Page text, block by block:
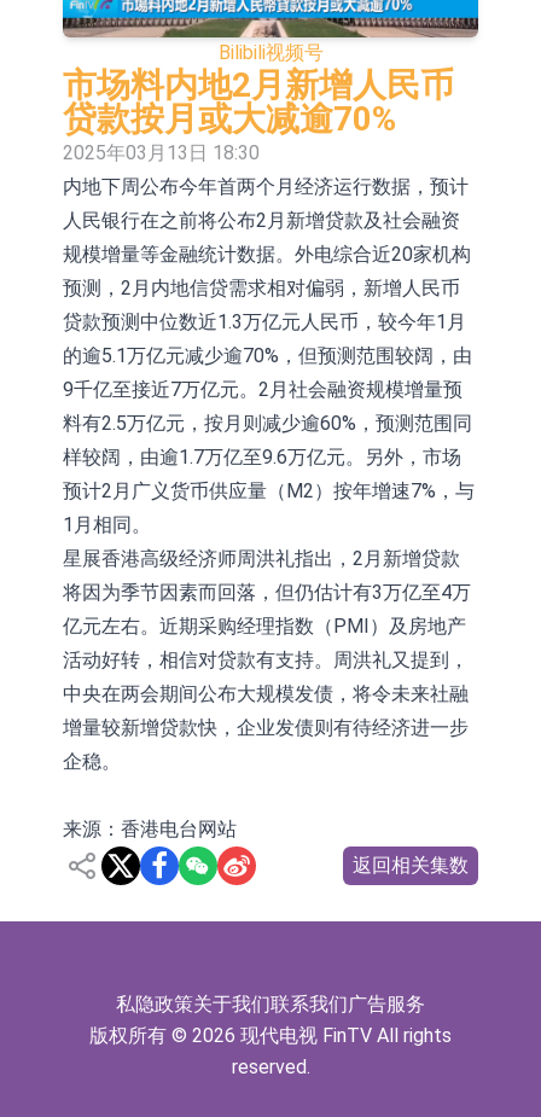
CPU与GPU构建
博腾股份(300363.CN)涨20.02%
日韩股市收盘双双下跌
依米康：海外交付以东南亚、中东市
场为主 并已取得欧美相关认证
上交所：财通多策略福鑫定期开放灵
活配置混合型发起式证券投资基金临
时停牌
上交所：景顺长城全球半导体芯片产
业股票型证券投资基金临时停牌
【异动股】港股跌幅榜前十，卡森国
际(00496.HK)跌22.40%，九福来
(08611.HK)跌21.01%
【异动股】港股涨幅榜前十，拿森科
技(02261.HK)涨+75.05%，辰兴发展
(02286.HK)涨+64.91%
神火股份：新疆神火铝水转化率已
100%
【异动股】焦炭Ⅲ板块下挫，陕西黑
猫(601015.CN)跌8.38%
浙江证监局对财通证券股份有限公司
采取出具警示函措施
山金国际：港股上市工作正常推进中
Bilibili视频号
市场料内地2月新增人民币
贷款按月或大减逾70%
2025年03月13日 18:30
内地下周公布今年首两个月经济运行数据，预计
人民银行在之前将公布2月新增贷款及社会融资
规模增量等金融统计数据。外电综合近20家机构
预测，2月内地信贷需求相对偏弱，新增人民币
贷款预测中位数近1.3万亿元人民币，较今年1月
的逾5.1万亿元减少逾70%，但预测范围较阔，由
9千亿至接近7万亿元。2月社会融资规模增量预
料有2.5万亿元，按月则减少逾60%，预测范围同
样较阔，由逾1.7万亿至9.6万亿元。另外，市场
预计2月广义货币供应量（M2）按年增速7%，与
1月相同。
星展香港高级经济师周洪礼指出，2月新增贷款
将因为季节因素而回落，但仍估计有3万亿至4万
亿元左右。近期采购经理指数（PMI）及房地产
活动好转，相信对贷款有支持。周洪礼又提到，
中央在两会期间公布大规模发债，将令未来社融
增量较新增贷款快，企业发债则有待经济进一步
企稳。
来源：香港电台网站
返回相关集数
私隐政策关于我们联系我们广告服务
版权所有 © 2026 现代电视 FinTV All rights
reserved.